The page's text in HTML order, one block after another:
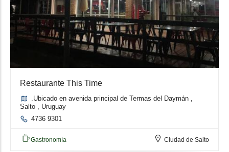
Restaurante This Time
.Ubicado en avenida principal de Termas del Daymán ,
Salto , Uruguay
4736 9301
Gastronomía Ciudad de Salto